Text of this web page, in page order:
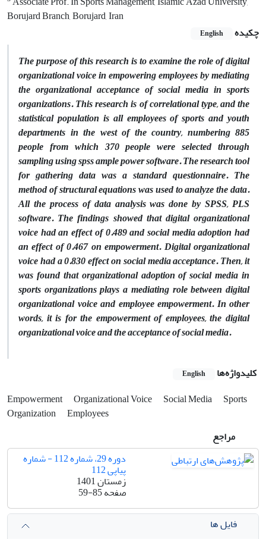
Borujard Branch, Borujard, Iran
چکیده
English
The purpose of this research is to examine the role of digital
organizational voice in empowering employees by mediating
the organizational acceptance of social media in sports
organizations. This research is of correlational type, and the
statistical population is all employees of sports and youth
departments in the west of the country, numbering 885
people from which 370 people were selected through
sampling using spss ample power software. The research tool
for gathering data was a standard questionnaire. The
method of structural equations was used to analyze the data.
All the process of data analysis was done by SPSS, PLS
software. The findings showed that digital organizational
voice had an effect of 0.489 and social media adoption had
an effect of 0.467 on empowerment. Digital organizational
voice had a 0.830 effect on social media acceptance. Then, it
was found that organizational adoption of social media in
sports organizations plays a mediating role between digital
organizational voice and employee empowerment. In other
words, it is for the empowerment of employees, the digital
organizational voice and the acceptance of social media.
کلیدواژه‌ها English
Empowerment Organizational Voice Social Media
Sports
Organization
Employees
مراجع
دوره 29، شماره 112 - شماره
پیاپی 112
زمستان 1401
صفحه59-85
فایل ها